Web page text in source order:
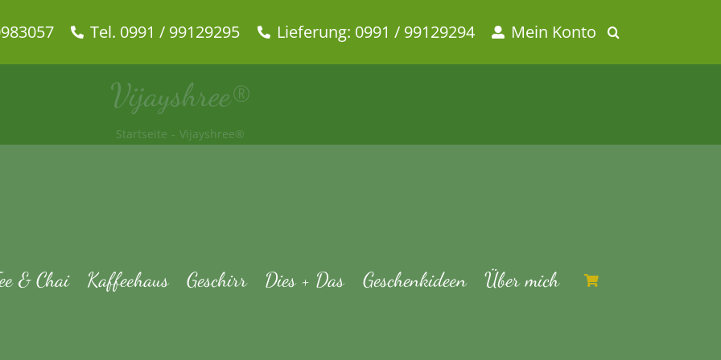
Tel. 0991 / 99129295 Lieferung: 0991 / 99129294 Mein Konto
& Chai Kaffeehaus Geschirr Dies + Das Geschenkideen Über mich
Vijayshree®
Startseite Vijayshree®